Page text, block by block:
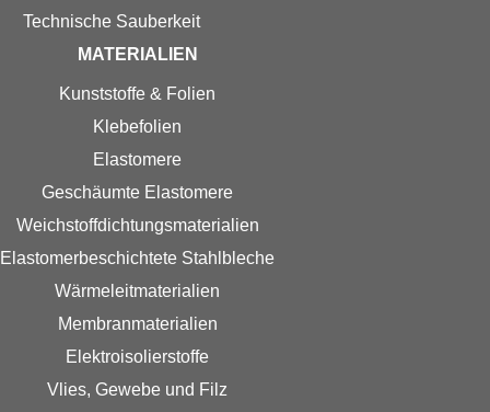
Technische Sauberkeit
MATERIALIEN
Kunststoffe & Folien
Klebefolien
Elastomere
Geschäumte Elastomere
Weichstoff­dichtungs­materialien
Elastomer­beschichtete Stahlbleche
Wärmeleitmaterialien
Membranmaterialien
Elektroisolierstoffe
Vlies, Gewebe und Filz